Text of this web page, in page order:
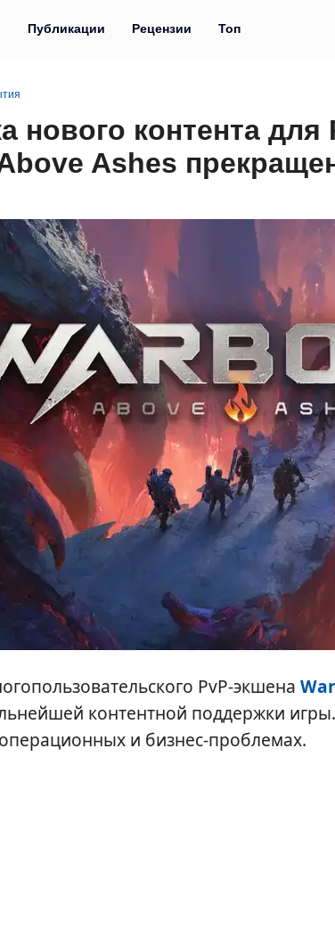
Публикации Рецензии Топ
нового контента для
Ashes
PvP-экшена
контентной поддержки
и бизнес-проблемах.